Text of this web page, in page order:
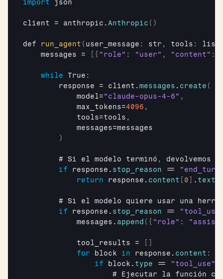
import json
client = anthropic .Anthropic ( )
def run_agent ( user_message : str , tools : list
messages = { "role" : "user" , "content" :
while True :
response = client .messages . create (
model="claude-opus-4-6" ,
max_tokens=4096 ,
tools=tools ,
messages=messages
)
        #
Si el modelo terminó , devolvemos
if
response . stop_reason ==
return
response . content 0 . text
        #
Si el modelo quiere usar una
if
response . stop_reason ==
messages . append ( { "role" :
tool_results =
for
block in response . content :
if
block . type == "tool_use"
                    #
Ejecutar la función